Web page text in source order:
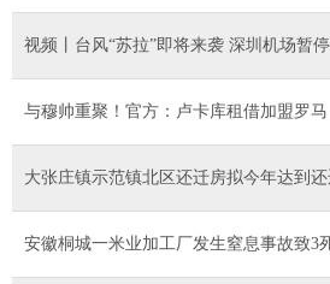
视频丨台风“苏拉”即将来袭 深圳机场暂
与穆帅重聚！官方：卢卡库租借加盟罗
大张庄镇示范镇北区还迁房拟今年达到
安徽桐城一米业加工厂发生窒息事故致3